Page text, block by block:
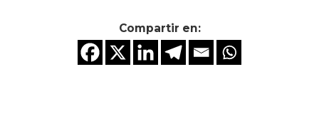
Compartir en: